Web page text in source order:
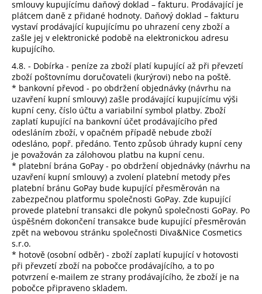
smlouvy kupujícímu daňový doklad – fakturu. Prodávající je
plátcem daně z přidané hodnoty. Daňový doklad – fakturu
vystaví prodávající kupujícímu po uhrazení ceny zboží a
zašle jej v elektronické podobě na elektronickou adresu
kupujícího.
4.8. - Dobírka - peníze za zboží platí kupující až při převzetí
zboží poštovnímu doručovateli (kurýrovi) nebo na poště.
* bankovní převod - po obdržení objednávky (návrhu na
uzavření kupní smlouvy) zašle prodávající kupujícímu výši
kupní ceny, číslo účtu a variabilní symbol platby. Zboží
zaplatí kupující na bankovní účet prodávajícího před
odesláním zboží, v opačném případě nebude zboží
odesláno, popř. předáno. Tento způsob úhrady kupní ceny
je považován za zálohovou platbu na kupní cenu.
* platební brána GoPay - po obdržení objednávky (návrhu na
uzavření kupní smlouvy) a zvolení platební metody přes
platební bránu GoPay bude kupující přesměrován na
zabezpečnou platformu společnosti GoPay. Zde kupující
provede platební transakci dle pokynů společnosti GoPay. Po
úspěšném dokončení transakce bude kupující přesměrován
zpět na webovou stránku společnosti Diva&Nice Cosmetics
s.r.o.
* hotově (osobní odběr) - zboží zaplatí kupující v hotovosti
při převzetí zboží na pobočce prodávajícího, a to po
potvrzení e-mailem ze strany prodávajícího, že zboží je na
pobočce připraveno skladem.